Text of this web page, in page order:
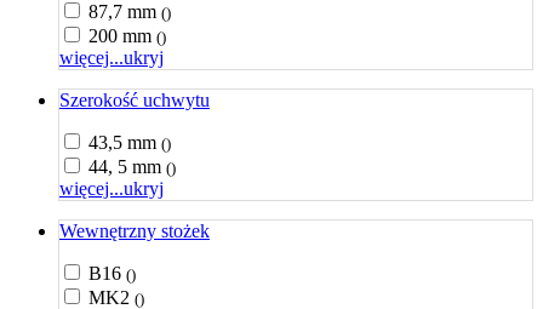
87,7 mm ()
200 mm ()
więcej...ukryj
Szerokość uchwytu
43,5 mm ()
44, 5 mm ()
więcej...ukryj
Wewnętrzny stożek
B16 ()
MK2 ()